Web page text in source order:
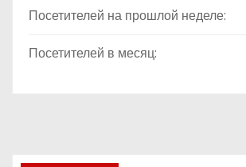
Посетителей на прошлой неделе:
Посетителей в месяц: